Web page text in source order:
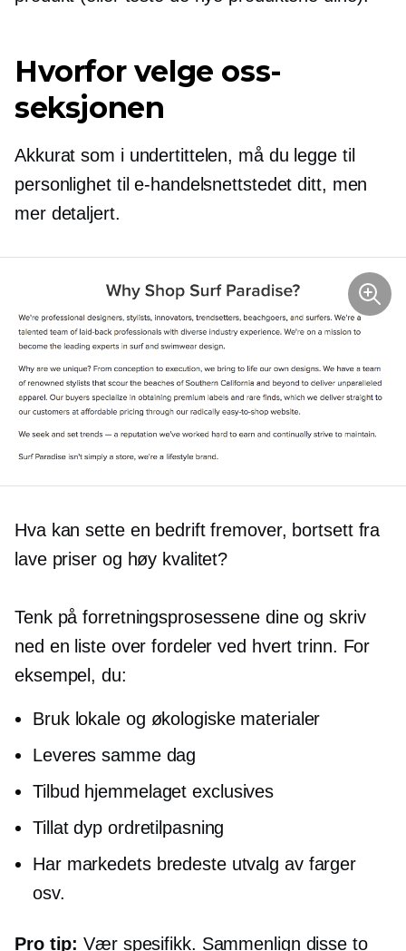
Hvorfor velge oss-
seksjonen
Akkurat som i undertittelen, må du legge til
personlighet til e-handelsnettstedet ditt, men
mer detaljert.
Hva kan sette en bedrift fremover, bortsett fra
lave priser og høy kvalitet?
Tenk på forretningsprosessene dine og skriv
ned en liste over fordeler ved hvert trinn. For
eksempel, du:
Bruk lokale og økologiske materialer
Leveres samme dag
Tilbud hjemmelaget exclusives
Tillat dyp ordretilpasning
Har markedets bredeste utvalg av farger
osv.
Pro tip: Vær spesifikk. Sammenlign disse to